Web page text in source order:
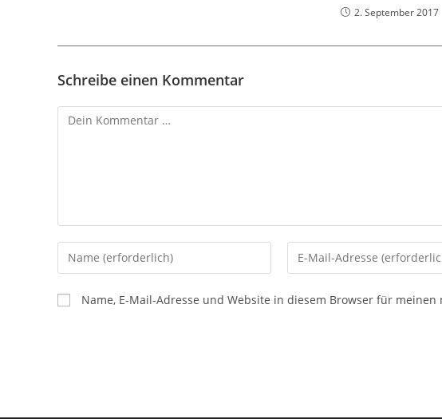
2. September 2017
Schreibe einen Kommentar
Kommentar
Gib
deinen
Namen
oder
Gib
deine
Name, E-Mail-Adresse und Website in diesem Browser für